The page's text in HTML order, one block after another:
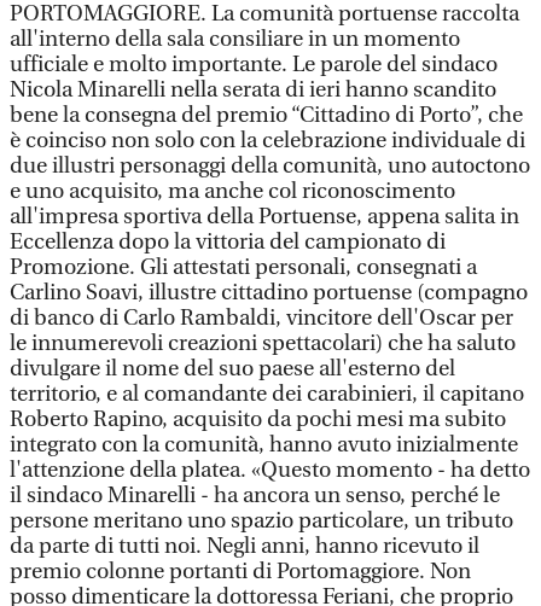
PORTOMAGGIORE. La comunità portuense raccolta
all'interno della sala consiliare in un momento
ufficiale e molto importante. Le parole del sindaco
Nicola Minarelli nella serata di ieri hanno scandito
bene la consegna del premio “Cittadino di Porto”, che
è coinciso non solo con la celebrazione individuale di
due illustri personaggi della comunità, uno autoctono
e uno acquisito, ma anche col riconoscimento
all'impresa sportiva della Portuense, appena salita in
Eccellenza dopo la vittoria del campionato di
Promozione. Gli attestati personali, consegnati a
Carlino Soavi, illustre cittadino portuense (compagno
di banco di Carlo Rambaldi, vincitore dell'Oscar per
le innumerevoli creazioni spettacolari) che ha saluto
divulgare il nome del suo paese all'esterno del
territorio, e al comandante dei carabinieri, il capitano
Roberto Rapino, acquisito da pochi mesi ma subito
integrato con la comunità, hanno avuto inizialmente
l'attenzione della platea. «Questo momento - ha detto
il sindaco Minarelli - ha ancora un senso, perché le
persone meritano uno spazio particolare, un tributo
da parte di tutti noi. Negli anni, hanno ricevuto il
premio colonne portanti di Portomaggiore. Non
posso dimenticare la dottoressa Feriani, che proprio